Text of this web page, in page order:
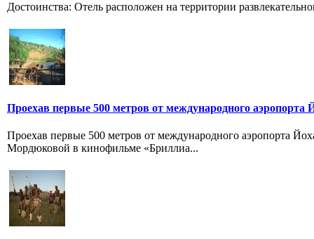
Достоинства: Отель расположен на территории
Проехав первые 500 метров от международного аэропорта
Проехав первые 500 метров от международного аэропорта
Мордюковой в кинофильме «Бриллиа...